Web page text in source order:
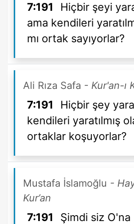
7:191
Hiçbir şeyi
ama kendileri
mı ortak sayıyorlar?
Ali Rıza Safa - Kur'an-ı
7:191
Hiçbir şey
kendileri yaratılmış
ortaklar koşuyorlar?
Mustafa İslamoğlu -
Kur’an
7:191
Şimdi siz O'na